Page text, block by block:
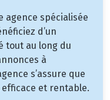
agence spécialisée
d’un
tout au long du
à
s’assure que
et rentable.